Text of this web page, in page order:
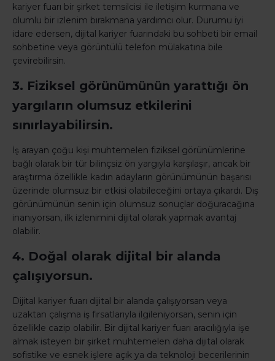
kariyer fuarı bir şirket temsilcisi ile iletişim kurmana ve
olumlu bir izlenim bırakmana yardımcı olur. Durumu iyi
idare edersen, dijital kariyer fuarındaki bu sohbeti bir email
sohbetine veya görüntülü telefon mülakatına bile
çevirebilirsin.
3. Fiziksel görünümünün yarattığı ön
yargıların olumsuz etkilerini
sınırlayabilirsin.
İş arayan çoğu kişi muhtemelen fiziksel görünümlerine
bağlı olarak bir tür bilinçsiz ön yargıyla karşılaşır, ancak bir
araştırma özellikle kadın adayların görünümünün başarısı
üzerinde olumsuz bir etkisi olabileceğini ortaya çıkardı. Dış
görünümünün senin için olumsuz sonuçlar doğuracağına
inanıyorsan, ilk izlenimini dijital olarak yapmak avantaj
olabilir.
4. Doğal olarak dijital bir alanda
çalışıyorsun.
Dijital kariyer fuarı dijital bir alanda çalışıyorsan veya
uzaktan çalışma iş fırsatlarıyla ilgileniyorsan, senin için
özellikle cazip olabilir. Bir dijital kariyer fuarı aracılığıyla işe
almak isteyen bir şirket muhtemelen daha dijital olarak
sofistike ve esnek işlere açık ya da teknoloji becerilerinin